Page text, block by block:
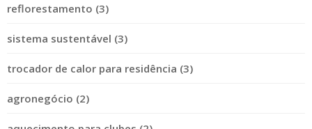
reflorestamento (3)
sistema sustentável (3)
trocador de calor para residência (3)
agronegócio (2)